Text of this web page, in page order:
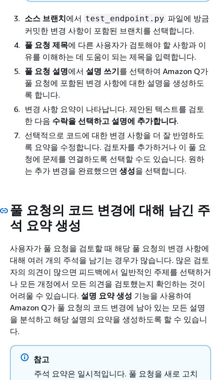
소스 브랜치에서 test_endpoint.py 파일에 방금
커밋한 변경 사항이 포함된 브랜치를 선택합니다.
풀 요청 제목에 다른 사용자가 검토해야 할 사항과 이
유를 이해하는 데 도움이 되는 제목을 입력합니다.
풀 요청 설명에서 설명 쓰기를 선택하여 Amazon Q가
풀 요청에 포함된 변경 사항에 대한 설명을 생성하도
록 합니다.
변경 사항 요약이 나타납니다. 제안된 텍스트를 검토
한 다음 수락을 선택하고 설명에 추가합니다.
선택적으로 코드에 대한 변경 사항을 더 잘 반영하도
록 요약을 수정합니다. 검토자를 추가하거나 이 풀 요
청에 문제를 연결하도록 선택할 수도 있습니다. 원하
는 추가 변경을 완료했으면 생성을 선택합니다.
풀 요청의 코드 변경에 대해 남긴 주
석 요약 생성
사용자가 풀 요청을 검토할 때 해당 풀 요청의 변경 사항에
대해 여러 개의 주석을 남기는 경우가 많습니다. 많은 검토
자의 의견이 많으면 피드백에서 일반적인 주제를 선택하거
나 모든 개정에서 모든 의견을 검토했는지 확인하는 것이
어려울 수 있습니다. 설명 요약 생성 기능을 사용하여
Amazon Q가 풀 요청의 코드 변경에 남아 있는 모든 설명
을 분석하고 해당 설명의 요약을 생성하도록 할 수 있습니
다.
참고
주석 요약은 일시적입니다. 풀 요청을 새로 고치